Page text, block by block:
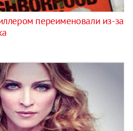
переименовали из-за